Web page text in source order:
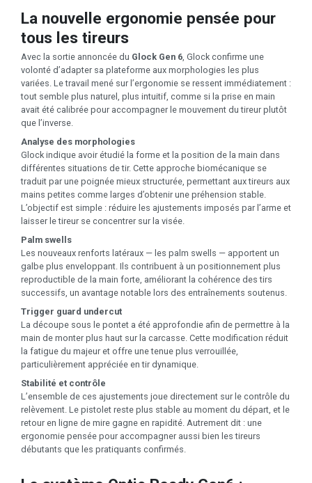
La nouvelle ergonomie pensée pour
tous les tireurs
Avec la sortie annoncée du Glock Gen 6, Glock confirme une
volonté d’adapter sa plateforme aux morphologies les plus
variées. Le travail mené sur l’ergonomie se ressent immédiatement :
tout semble plus naturel, plus intuitif, comme si la prise en main
avait été calibrée pour accompagner le mouvement du tireur plutôt
que l’inverse.
Analyse des morphologies
Glock indique avoir étudié la forme et la position de la main dans
différentes situations de tir. Cette approche biomécanique se
traduit par une poignée mieux structurée, permettant aux tireurs aux
mains petites comme larges d’obtenir une préhension stable.
L’objectif est simple : réduire les ajustements imposés par l’arme et
laisser le tireur se concentrer sur la visée.
Palm swells
Les nouveaux renforts latéraux — les palm swells — apportent un
galbe plus enveloppant. Ils contribuent à un positionnement plus
reproductible de la main forte, améliorant la cohérence des tirs
successifs, un avantage notable lors des entraînements soutenus.
Trigger guard undercut
La découpe sous le pontet a été approfondie afin de permettre à la
main de monter plus haut sur la carcasse. Cette modification réduit
la fatigue du majeur et offre une tenue plus verrouillée,
particulièrement appréciée en tir dynamique.
Stabilité et contrôle
L’ensemble de ces ajustements joue directement sur le contrôle du
relèvement. Le pistolet reste plus stable au moment du départ, et le
retour en ligne de mire gagne en rapidité. Autrement dit : une
ergonomie pensée pour accompagner aussi bien les tireurs
débutants que les pratiquants confirmés.